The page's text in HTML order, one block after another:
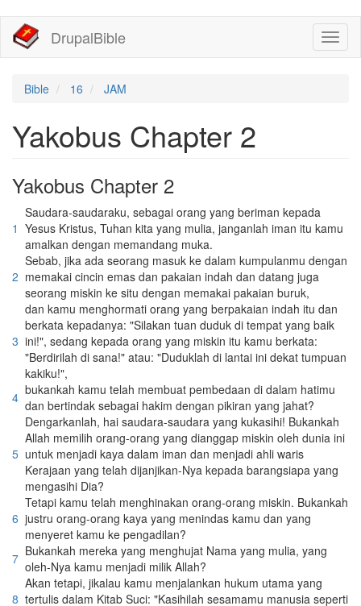
主
DrupalBible
Bible 16 JAM
Yakobus Chapter 2
Yakobus Chapter 2
1
Saudara-saudaraku, sebagai orang yang beriman kepada
Yesus Kristus, Tuhan kita yang mulia, janganlah iman itu kamu
amalkan dengan memandang muka.
2
Sebab, jika ada seorang masuk ke dalam kumpulanmu dengan
memakai cincin emas dan pakaian indah dan datang juga
seorang miskin ke situ dengan memakai pakaian buruk,
3
dan kamu menghormati orang yang berpakaian indah itu dan
berkata kepadanya: "Silakan tuan duduk di tempat yang baik
ini!", sedang kepada orang yang miskin itu kamu berkata:
"Berdirilah di sana!" atau: "Duduklah di lantai ini dekat tumpuan
kakiku!",
4 bukankah kamu telah membuat pembedaan di dalam hatimu
dan bertindak sebagai hakim dengan pikiran yang jahat?
5
Dengarkanlah, hai saudara-saudara yang kukasihi! Bukankah
Allah memilih orang-orang yang dianggap miskin oleh dunia ini
untuk menjadi kaya dalam iman dan menjadi ahli waris
Kerajaan yang telah dijanjikan-Nya kepada barangsiapa yang
mengasihi Dia?
6
Tetapi kamu telah menghinakan orang-orang miskin. Bukankah
justru orang-orang kaya yang menindas kamu dan yang
menyeret kamu ke pengadilan?
7 Bukankah mereka yang menghujat Nama yang mulia, yang
oleh-Nya kamu menjadi milik Allah?
8
Akan tetapi, jikalau kamu menjalankan hukum utama yang
tertulis dalam Kitab Suci: "Kasihilah sesamamu manusia seperti